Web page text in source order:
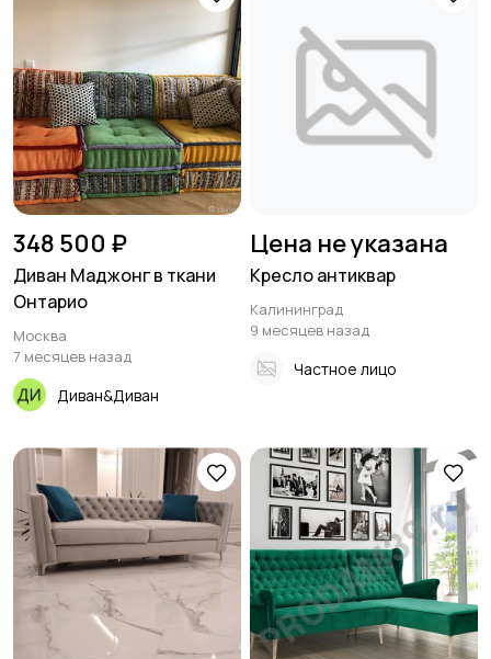
348 500 ₽
Диван Маджонг в ткани
Онтарио
Москва
7 месяцев назад
Диван&Диван
Цена не указана
Кресло антиквар
Калининград
9 месяцев назад
Частное лицо